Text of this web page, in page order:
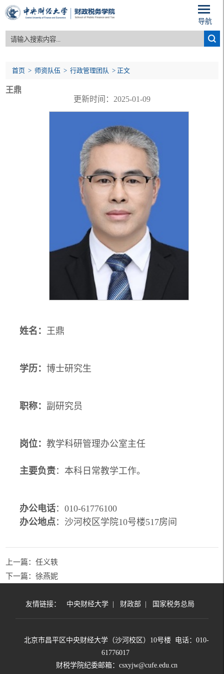
导航
首页 > 师资队伍 > 行政管理团队 > 正文
王鼎
更新时间：2025-01-09
姓名： 王鼎
学历：博士研究生
职称： 副研究员
岗位：教学科研管理办公室主任
主要负责：本科日常教学工作。
办公电话：010-61776100
办公地点：沙河校区学院10号楼517房间
上一篇：任义轶
下一篇：徐燕妮
友情链接： 中央财经大学 财政部 国家税务总局
北京市昌平区中央财经大学（沙河校区）10号楼 电话：010-
61776017
财税学院纪委邮箱：csxyjw@cufe.edu.cn